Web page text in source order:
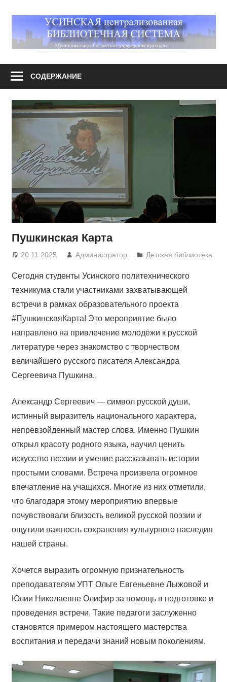
содержимому
централизованная
система
СОДЕРЖАНИЕ
Пушкинская Карта
20.11.2025 Администратор Детская библиотека
Сегодня студенты Усинского политехнического
техникума стали участниками захватывающей
встречи в рамках образовательного проекта
#ПушкинскаяКарта! Это мероприятие было
направлено на привлечение молодёжи к русской
литературе через знакомство с творчеством
величайшего русского писателя Александра
Сергеевича Пушкина.
Александр Сергеевич — символ русской души,
истинный выразитель национального характера,
непревзойденный мастер слова. Именно Пушкин
открыл красоту родного языка, научил ценить
искусство поэзии и умение рассказывать истории
простыми словами. Встреча произвела огромное
впечатление на учащихся. Многие из них отметили,
что благодаря этому мероприятию впервые
почувствовали близость великой русской поэзии и
ощутили важность сохранения культурного наследия
нашей страны.
Хочется выразить огромную признательность
преподавателям УПТ Ольге Евгеньевне Лыжовой и
Юлии Николаевне Олифир за помощь в подготовке и
проведения встречи. Такие педагоги заслуженно
становятся примером настоящего мастерства
воспитания и передачи знаний новым поколениям.